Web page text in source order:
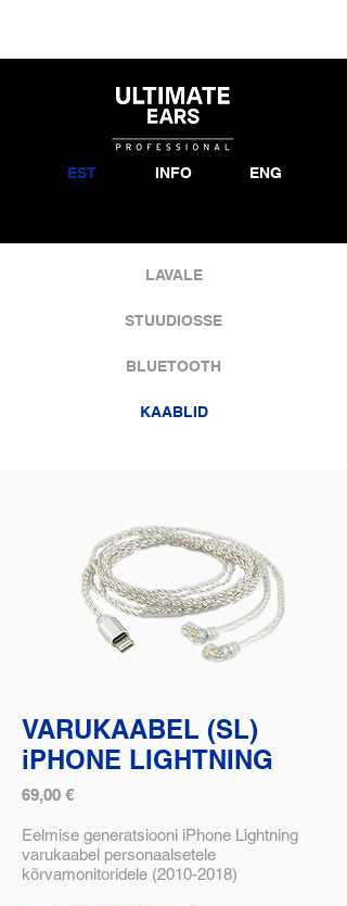
EST INFO ENG
LAVALE
STUUDIOSSE
BLUETOOTH
KAABLID
VARUKAABEL (SL)
iPHONE LIGHTNING
69,00 €
Eelmise generatsiooni iPhone Lightning
varukaabel personaalsetele
kõrvamonitoridele (2010-2018)